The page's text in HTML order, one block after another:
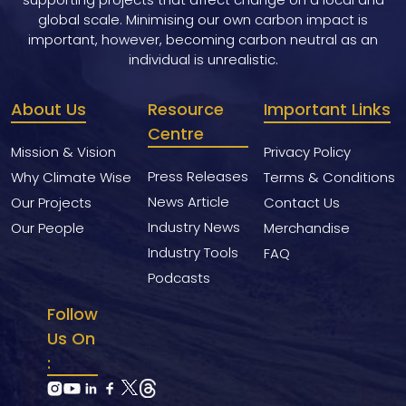
global scale. Minimising our own carbon impact is
important, however, becoming carbon neutral as an
individual is unrealistic.
About Us
Mission & Vision
Why Climate Wise
Our Projects
Our People
Resource
Centre
Press Releases
News Article
Industry News
Industry Tools
Podcasts
Important Links
Privacy Policy
Terms & Conditions
Contact Us
Merchandise
FAQ
Follow
Us On
: